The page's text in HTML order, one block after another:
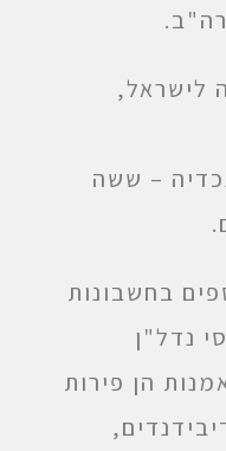
לישראל,
– ששה
בחשבונות
נדל"ן
הן פירות